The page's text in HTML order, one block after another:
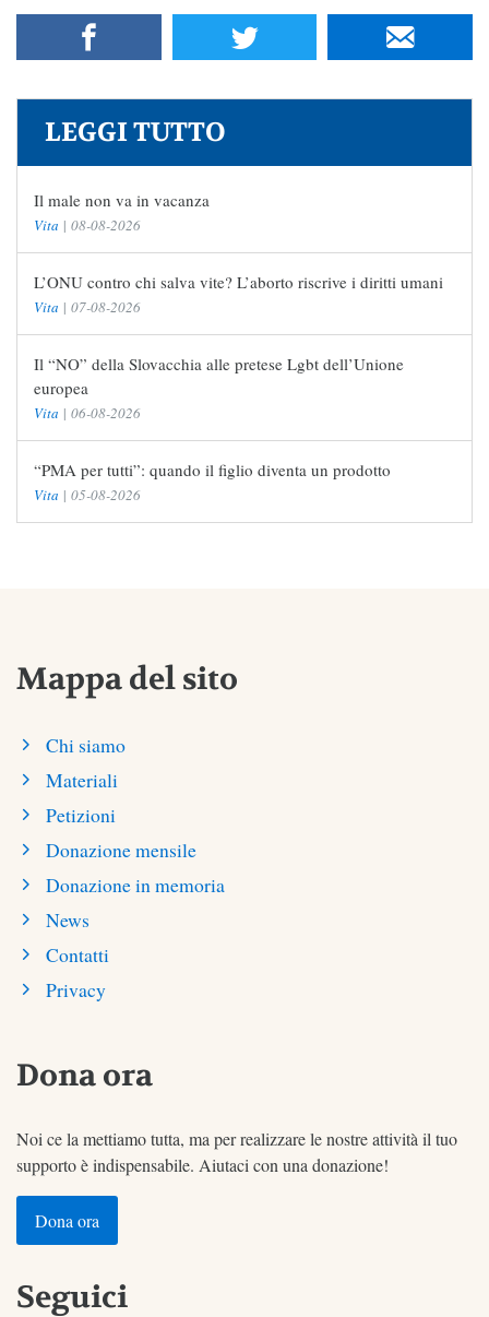
LEGGI TUTTO
Il male non va in vacanza
Vita | 08-08-2026
L’ONU contro chi salva vite? L’aborto riscrive i diritti umani
Vita | 07-08-2026
Il “NO” della Slovacchia alle pretese Lgbt dell’Unione
europea
Vita | 06-08-2026
“PMA per tutti”: quando il figlio diventa un prodotto
Vita | 05-08-2026
Mappa del sito
Chi siamo
Materiali
Petizioni
Donazione mensile
Donazione in memoria
News
Contatti
Privacy
Dona ora
Noi ce la mettiamo tutta, ma per realizzare le nostre attività il tuo
supporto è indispensabile. Aiutaci con una donazione!
Dona ora
Seguici